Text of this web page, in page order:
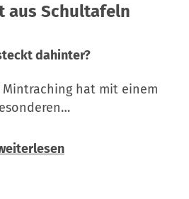
aus Schultafeln
dahinter?
Mintraching hat mit einem